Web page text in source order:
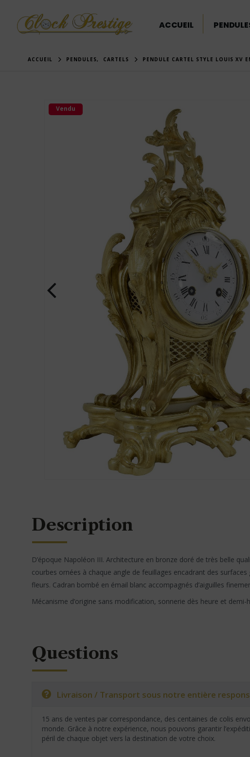
ACCUEIL
ACCUEIL PENDULES, CARTELS PENDULE CARTEL STYLE LOUIS XV
Vendu
Description
D’époque Napoléon III. Architecture en bronze doré de très belle
courbes ornées à chaque angle de feuillages encadrant des
fleurs. Cadran bombé en émail blanc accompagnés d’aiguilles
Mécanisme d’origine sans modification, sonnerie dès heure et demi-
Questions
Livraison / Transport sous notre entière
15 ans de ventes par correspondance, des centaines de colis
monde. Grâce à notre expérience, nous pouvons garantir
péril de chaque objet vers la destination de votre choix.